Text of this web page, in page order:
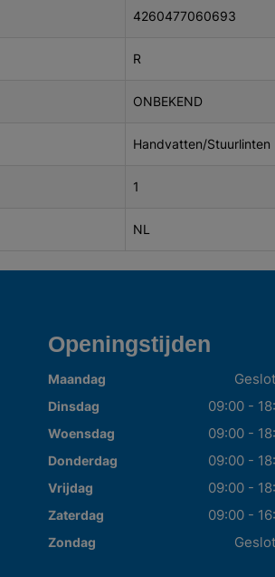
4260477060693
R
ONBEKEND
Handvatten/Stuurlinten
1
NL
Openingstijden
Maandag
Dinsdag 09:00 -
Woensdag 09:00 -
Donderdag 09:00 -
Vrijdag 09:00 -
Zaterdag 09:00 -
Zondag